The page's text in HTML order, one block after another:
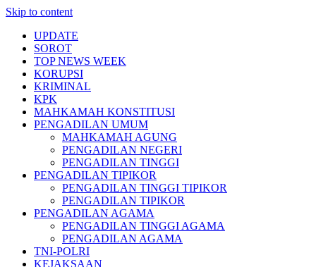
Skip to content
UPDATE
SOROT
TOP NEWS WEEK
KORUPSI
KRIMINAL
KPK
MAHKAMAH KONSTITUSI
PENGADILAN UMUM
MAHKAMAH AGUNG
PENGADILAN NEGERI
PENGADILAN TINGGI
PENGADILAN TIPIKOR
PENGADILAN TINGGI TIPIKOR
PENGADILAN TIPIKOR
PENGADILAN AGAMA
PENGADILAN TINGGI AGAMA
PENGADILAN AGAMA
TNI-POLRI
KEJAKSAAN